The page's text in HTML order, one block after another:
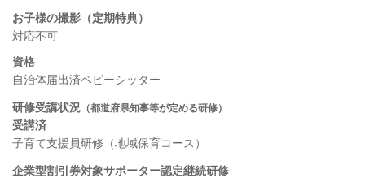
お子様の撮影（定期特典）
対応不可
資格
自治体届出済ベビーシッター
研修受講状況 （都道府県知事等が定める研修）
受講済
子育て支援員研修（地域保育コース）
企業型割引券対象サポーター認定継続研修